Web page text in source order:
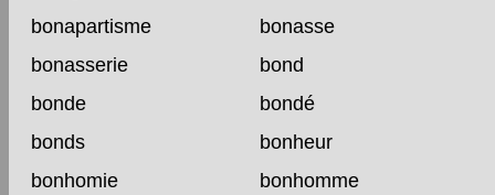
bonapartisme
bonasse
bonasserie
bond
bonde
bondé
bonds
bonheur
bonhomie
bonhomme